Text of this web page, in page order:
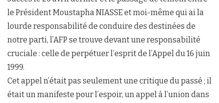
le Président Moustapha NIASSE et moi-même qui ai la
lourde responsabilité de conduire des destinées de
notre parti, l’AFP se trouve devant une responsabilité
cruciale : celle de perpétuer l’esprit de l’Appel du 16 juin
1999.
Cet appel n’était pas seulement une critique du passé ; il
était un manifeste pour l’espoir, un appel à l’union dans